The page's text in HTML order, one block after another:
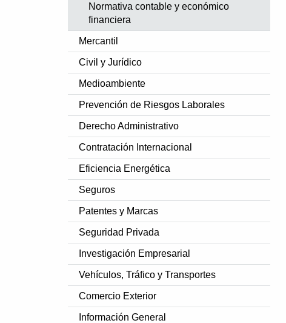
Normativa contable y económico
financiera
Mercantil
Civil y Jurídico
Medioambiente
Prevención de Riesgos Laborales
Derecho Administrativo
Contratación Internacional
Eficiencia Energética
Seguros
Patentes y Marcas
Seguridad Privada
Investigación Empresarial
Vehículos, Tráfico y Transportes
Comercio Exterior
Información General